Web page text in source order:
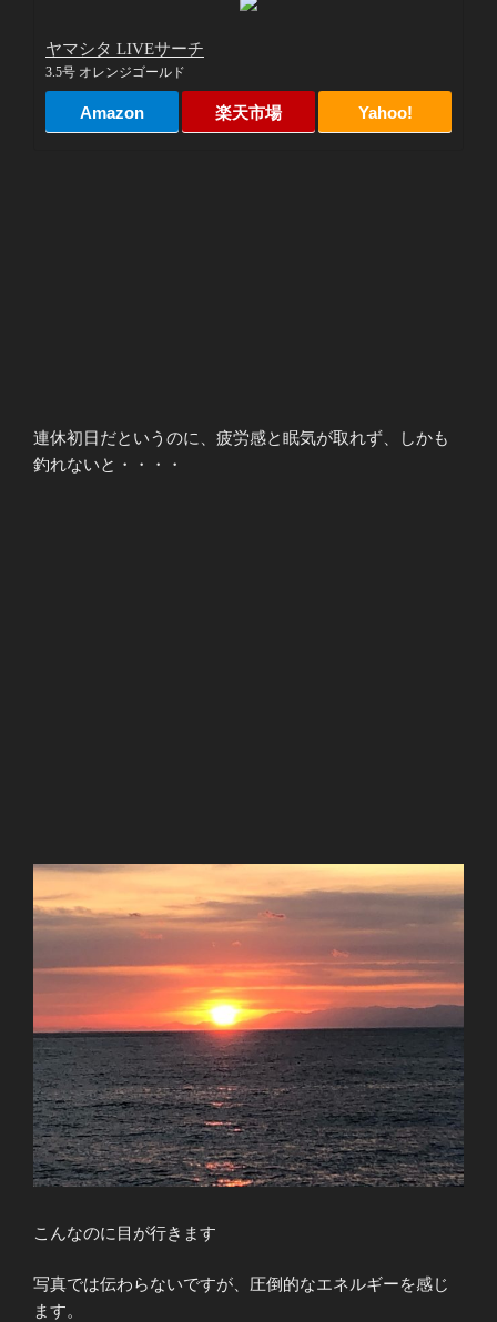
ヤマシタ LIVEサーチ
3.5号 オレンジゴールド
Amazon 楽天市場 Yahoo!
連休初日だというのに、疲労感と眠気が取れず、しかも
釣れないと・・・・
こんなのに目が行きます
写真では伝わらないですが、圧倒的なエネルギーを感じ
ます。